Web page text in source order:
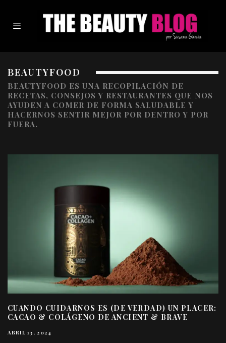
BEAUTYFOOD
BEAUTYFOOD ES UNA RECOPILACIÓN DE
RECETAS, CONSEJOS Y RESTAURANTES QUE NOS
AYUDEN A COMER DE FORMA SALUDABLE Y
HACERNOS SENTIR MEJOR POR DENTRO Y POR
FUERA.
CUANDO CUIDARNOS ES (DE VERDAD) UN PLACER:
CACAO & COLÁGENO DE ANCIENT & BRAVE
ABRIL 13, 2024